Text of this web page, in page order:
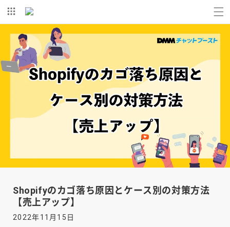
コンテ
ンツに
進む
Shopifyのカゴ落ち原因とケース別の対策方法
【売上アップ】
2022年11月15日